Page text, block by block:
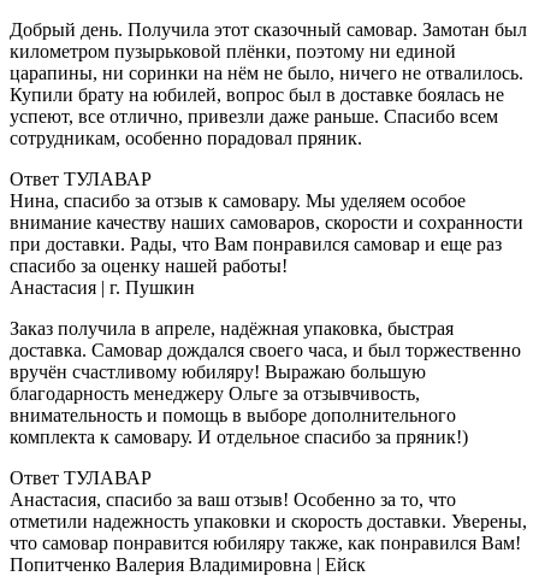
Добрый день. Получила этот сказочный самовар. Замотан был
километром пузырьковой плёнки, поэтому ни единой
царапины, ни соринки на нём не было, ничего не отвалилось.
Купили брату на юбилей, вопрос был в доставке боялась не
успеют, все отлично, привезли даже раньше. Спасибо всем
сотрудникам, особенно порадовал пряник.
Ответ ТУЛАВАР
Нина, спасибо за отзыв к самовару. Мы уделяем особое
внимание качеству наших самоваров, скорости и сохранности
при доставки. Рады, что Вам понравился самовар и еще раз
спасибо за оценку нашей работы!
Анастасия | г. Пушкин
Заказ получила в апреле, надёжная упаковка, быстрая
доставка. Самовар дождался своего часа, и был торжественно
вручён счастливому юбиляру! Выражаю большую
благодарность менеджеру Ольге за отзывчивость,
внимательность и помощь в выборе дополнительного
комплекта к самовару. И отдельное спасибо за пряник!)
Ответ ТУЛАВАР
Анастасия, спасибо за ваш отзыв! Особенно за то, что
отметили надежность упаковки и скорость доставки. Уверены,
что самовар понравится юбиляру также, как понравился Вам!
Попитченко Валерия Владимировна | Ейск